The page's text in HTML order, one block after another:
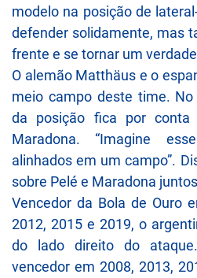
modelo na posição de
defender solidamente, mas
frente e se tornar um
O alemão Matthäus e o
meio campo deste time.
da posição fica por conta
Maradona. “Imagine
alinhados em um campo”.
sobre Pelé e Maradona
Vencedor da Bola de Ouro
2012, 2015 e 2019, o
do lado direito do
vencedor em 2008, 2013,